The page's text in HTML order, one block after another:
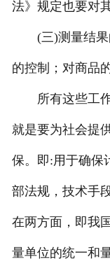
法》规定也要对
(三)测量结果
的控制；对商品
所有这些工作
就是要为社会提
保。即:用于确保
部法规，技术手
在两方面，即我
量单位的统一和